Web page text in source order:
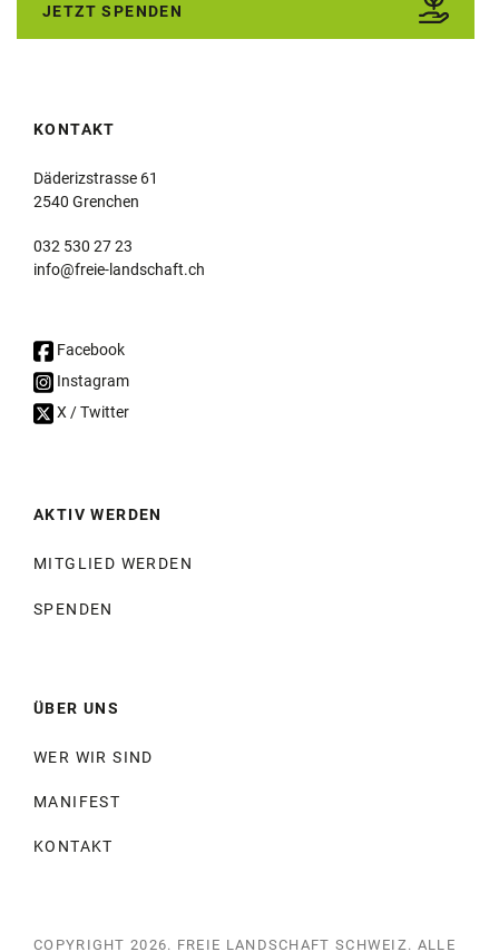
JETZT SPENDEN
KONTAKT
Däderizstrasse 61
2540 Grenchen
032 530 27 23
info@freie-landschaft.ch
Facebook
Instagram
X / Twitter
AKTIV WERDEN
MITGLIED WERDEN
SPENDEN
ÜBER UNS
WER WIR SIND
MANIFEST
KONTAKT
COPYRIGHT 2026. FREIE LANDSCHAFT SCHWEIZ . ALLE